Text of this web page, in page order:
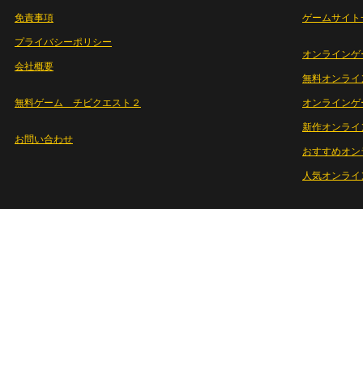
免責事項
プライバシーポリシー
会社概要
無料ゲーム チビクエスト２
お問い合わせ
ゲームサイト
オンラインゲ
無料オンライ
オンライン
新作オンライ
おすすめオ
人気オンラ